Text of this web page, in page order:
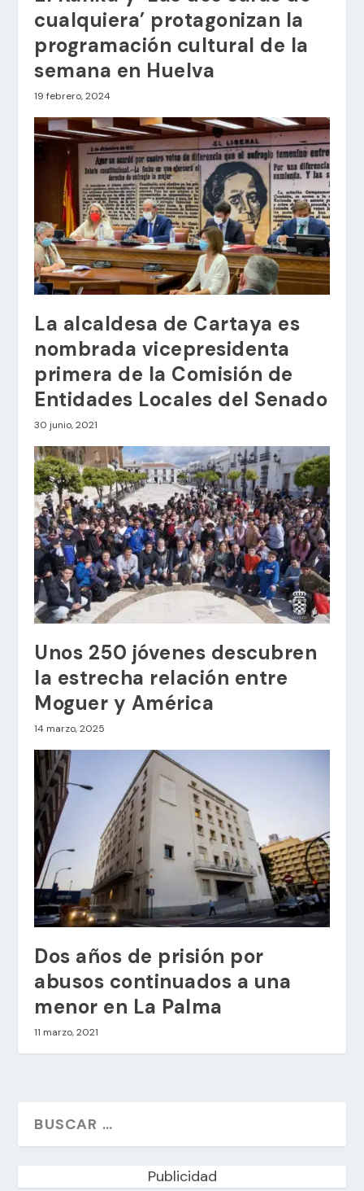
cualquiera’ protagonizan la
programación cultural de la
semana en Huelva
19 febrero, 2024
La alcaldesa de Cartaya es
nombrada vicepresidenta
primera de la Comisión de
Entidades Locales del Senado
30 junio, 2021
Unos 250 jóvenes descubren
la estrecha relación entre
Moguer y América
14 marzo, 2025
Dos años de prisión por
abusos continuados a una
menor en La Palma
11 marzo, 2021
Publicidad